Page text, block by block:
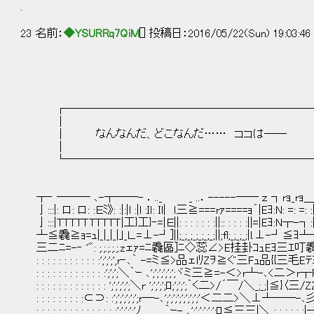
23 名前： ◆YSURRq7QiM [] 投稿日：2016/05/22(Sun) 19:03:46
│ なんなんだ、どこなんだ…… コ
└──────────────────────┘ |: : : :
┬‐ ――― ､-┬――- ．.._ _ ..．-----―― ｚ ┐rｮ_rｮ＿_
亅:::|: ロ: ロ: :Ｅﾐ》: :|:|l :|l :Iｌ: Il| ｌ三≧===rｧ====ｮ´|Eﾖ:N: =:
亅:::|TTTTＴTTTTＴ|工}工}‐=|Ｅ||: : : : : : :||:: : : : :||=|Eﾖ:N┬-┐:|::|
┴≦毳≧ｮ=ｭ|_|_|_|｣_Ｌ.=⊥-┘]||;_;_;_;_;_;_;||;fl;_;_;_;|l.⊥-┘≦ﾖ
三二ﾆ=-‐ '": ;.;.;.;.;.zェｧ=ﾆ毳區]ﾆ◇蕊∠>E挂卦ｺｭEﾖ三ｴ叮
: : : : : : : : : : : :';';';',r‐､｀ -=ミ≦>品ェlﾘZｦ≧ぐ三Fｭ品{{三
: : : : : : : : : : : : :';';';＼｀ｰ ､';';';';';';ヾミ三≧=-＜>r┴-､<二＞r┬F|
: : : : : : : : : : : : : ';';';';';＼r ';';';';ﾛ;';';';｀く二>/´￣/＼_;_;|≦}
: : : : : : : : :⊂⊃: :';';';';';';r―-､';';';';';';';';'＜二二>＼⊥┴――-､
: : : : : : : : : : : : : : :';';';';'ﾉ ｀ｰ- ､';';';';';';ﾛ≦三三|＼